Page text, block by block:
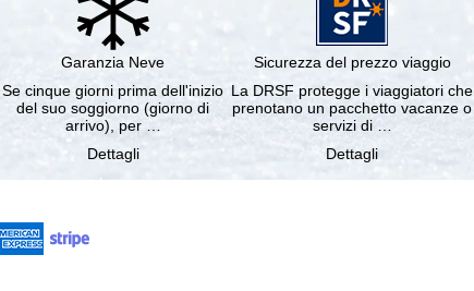
Garanzia Neve
Se cinque giorni prima dell'inizio
del suo soggiorno (giorno di
arrivo), per …
Dettagli
Sicurezza del prezzo viaggio
La DRSF protegge i viaggiatori che
prenotano un pacchetto vacanze o
servizi di …
Dettagli